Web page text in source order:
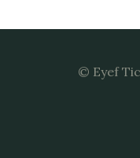
© Eyef